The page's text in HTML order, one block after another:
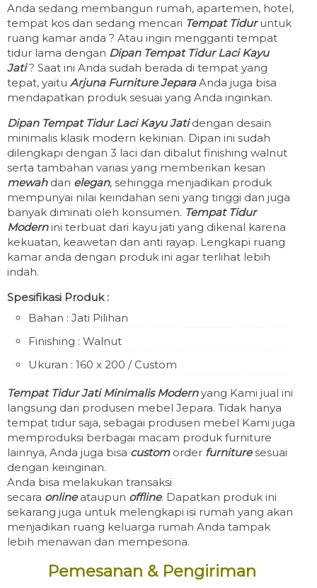
Anda sedang membangun rumah, apartemen, hotel,
tempat kos dan sedang mencari Tempat Tiduruntuk
ruang kamar anda ? Atau ingin mengganti tempat
tidur lama dengan Dipan Tempat Tidur Laci Kayu
Jati ? Saat ini Anda sudah berada di tempat yang
tepat, yaitu Arjuna Furniture JeparaAnda juga bisa
mendapatkan produk sesuai yang Anda inginkan.
Dipan Tempat Tidur Laci Kayu Jatidengan desain
minimalis klasik modern kekinian. Dipan ini sudah
dilengkapi dengan 3 laci dan dibalut finishing walnut
serta tambahan variasi yang memberikan kesan
mewahdan elegan, sehingga menjadikan produk
mempunyai nilai keindahan seni yang tinggi dan juga
banyak diminati oleh konsumen. Tempat Tidur
Modernini terbuat dari kayu jati yang dikenal karena
kekuatan, keawetan dan anti rayap. Lengkapi ruang
kamar anda dengan produk ini agar terlihat lebih
indah.
Spesifikasi Produk :
Bahan : Jati Pilihan
Finishing : Walnut
Ukuran : 160 x 200 / Custom
Tempat Tidur Jati Minimalis Modernyang Kami jual ini
langsung dari produsen mebel Jepara. Tidak hanya
tempat tidur saja, sebagai produsen mebel Kami juga
memproduksi berbagai macam produk furniture
lainnya, Anda juga bisa customorder furnituresesuai
dengan keinginan.
Anda bisa melakukan transaksi
secara onlineataupun offline. Dapatkan produk ini
sekarang juga untuk melengkapi isi rumah yang akan
menjadikan ruang keluarga rumah Anda tampak
lebih menawan dan mempesona.
Pemesanan & Pengiriman